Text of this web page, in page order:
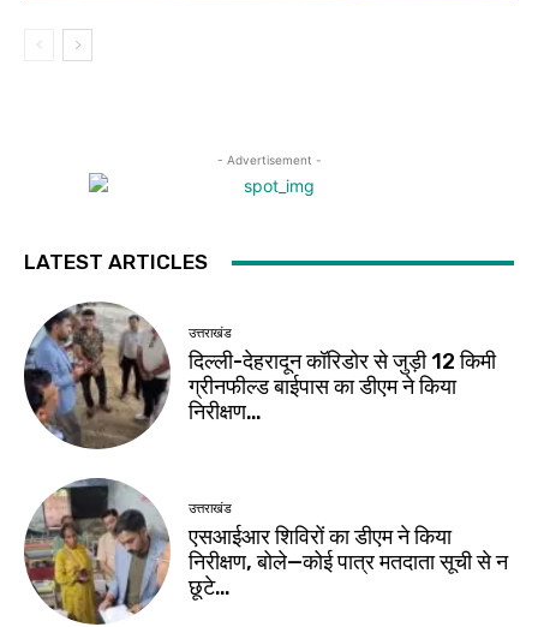
- Advertisement -
LATEST ARTICLES
उत्तराखंड
दिल्ली-देहरादून कॉरिडोर से जुड़ी 12 किमी
ग्रीनफील्ड बाईपास का डीएम ने किया
निरीक्षण…
उत्तराखंड
एसआईआर शिविरों का डीएम ने किया
निरीक्षण, बोले—कोई पात्र मतदाता सूची से न
छूटे…